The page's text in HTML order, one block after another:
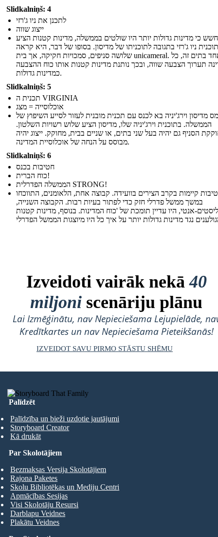
Slidkalniņš: 4
לתכנן את ניו ג'רזי
ייצוג שווה
כי מדינות גדולות יותר היו שולטים בממשלה, מדינות קטנות הציע
ניו ג'רזי בתגובה לתוכניתו של מדיסון. בסופו של דבר, היא קראה
שלושה סניפים, סמכויות חקיקה, אך בית unicameral. באחד בתים זה, כל
תערוך הצבעה שווה, ובכך נותנת מדינות קטנות אותו כוח ההצבעה
כמדינות גדולות.
Slidkalniņš: 5
תכנית ה VIRGINIA
אוכלוסייה = מצג
מדיסון וירג'יניה בא לכנס עם תכנית מובנית לעזור לסייע השיפוץ של
הממשלה. בתוכנית וירג'יניה שלו, מדיסון הציע שלוש רשויות השלטון.
הסניף גם יהיה בעל שני בתים, או שניים בבית, מחוקק. ייצוג יהיה
מבוסס על הנחה של אוכלוסיית המדינה.
Slidkalniņš: 6
חטיבות בכנס
כוח הברית!
הממשלה הפדרלית STRONG!
קיימות בקרב הצירים בוועידה. קבוצה אחת, הלאומנים, התווכחו
במשך ממשל פדרלי חזק כדי לפתור בעיות רבות. הקבוצה השנייה,
אנטי, היו עדיין תומכת של 'כוח המדינות. בנוסף, מדינות קטנות
Izveidoti vairāk nekā40
miljoni scenāriju plānu
Lai Izmēģinātu, nav Nepieciešama Lejupielāde,
Kredītkartes un nav Nepieciešama Pieteikšanās!
IZVEIDOT SAVU PIRMO STĀSTU SHĒMU
Palīdzēt
Palīdzība un bieži uzdotie jautājumi
Storyboard Creator
Kā drukāt
Par Skolotājiem
Bezmaksas Versija Skolotājiem
Rajona Paketes
Skolu Bibliotēkas un Mediju Centri
Apmācības Sesijas
Visi Skolotāju Resursi
Darblapu Veidnes
Plakātu Veidnes